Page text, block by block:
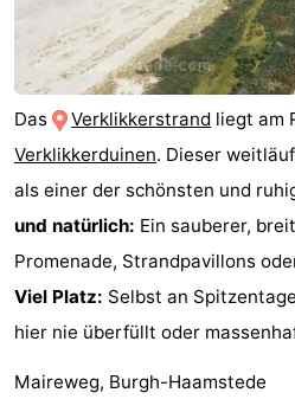
Das Verklikkerstrand liegt am
Verklikkerduinen. Dieser
als einer der schönsten und
und natürlich: Ein sauberer,
Promenade, Strandpavillons
Viel Platz: Selbst an
hier nie überfüllt oder
Maireweg, Burgh-Haamstede